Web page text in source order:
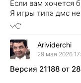
Если вам хочется
Я игры типа дмс
Arividerchi
29 мая 2026
Версия 21188 от